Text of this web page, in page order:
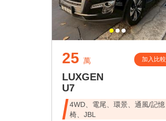
25 萬 加入比較
LUXGEN
U7
4WD、電尾、環景、通風/記憶
椅、JBL